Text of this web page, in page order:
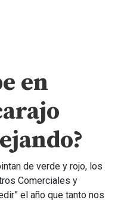
en
de verde y rojo, los
Comerciales y
el año que tanto nos